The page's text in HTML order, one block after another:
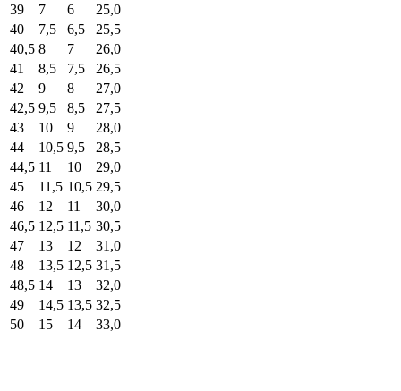
39
7 6
25,0
40
7,5 6,5
25,5
40,5 8 7
26,0
41
8,5 7,5
26,5
42
9 8
27,0
42,5 9,5 8,5
27,5
43
10 9
28,0
44
10,5 9,5
28,5
44,5 11 10
29,0
45
11,5 10,5 29,5
46
12 11
30,0
46,5 12,5 11,5 30,5
47
13 12
31,0
48
13,5 12,5 31,5
48,5 14 13
32,0
49
14,5 13,5 32,5
50
15 14 33,0